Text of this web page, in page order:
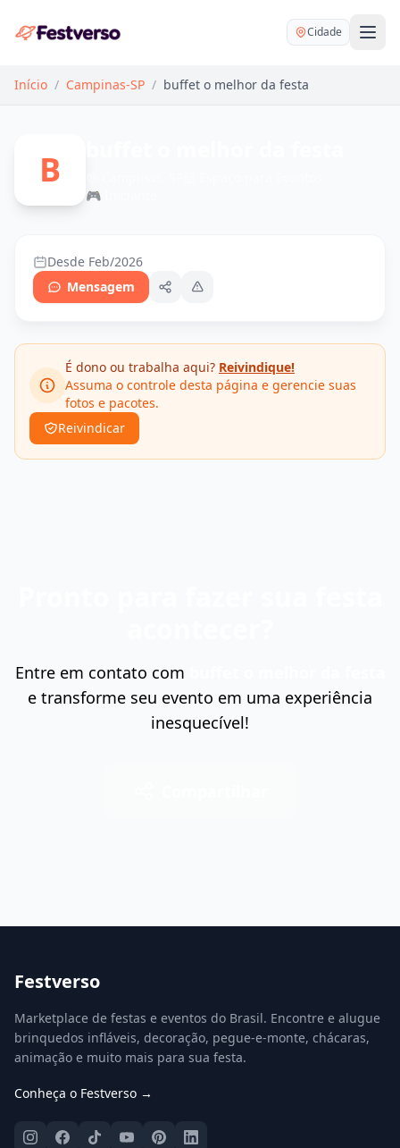
Cidade
Balões delivery
Pegue e Monte
Festa na mesa
Fotógrafo
Recreação
Buffet infantil
Chácaras
Início / Campinas-SP / buffet o melhor da festa
B
🎮
Desde Feb/2026
Mensagem
É dono ou trabalha aqui? Reivindique!
Assuma o controle desta página e gerencie suas
fotos e pacotes.
Reivindicar
Entre em contato com
e transforme seu evento em uma experiência
inesquecível!
Festverso
Marketplace de festas e eventos do Brasil. Encontre e alugue
brinquedos infláveis, decoração, pegue-e-monte, chácaras,
animação e muito mais para sua festa.
Conheça o Festverso →